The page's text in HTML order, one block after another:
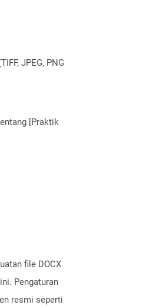
JPEG, PNG
[Praktik
file DOCX
Pengaturan
resmi seperti